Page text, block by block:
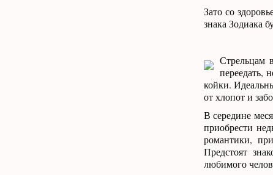
Зато со
знака Зодиака
Стрельцам
переедать,
койки.
от хлопот и
В середине
приобрести
романтики,
Предстоят
любимого